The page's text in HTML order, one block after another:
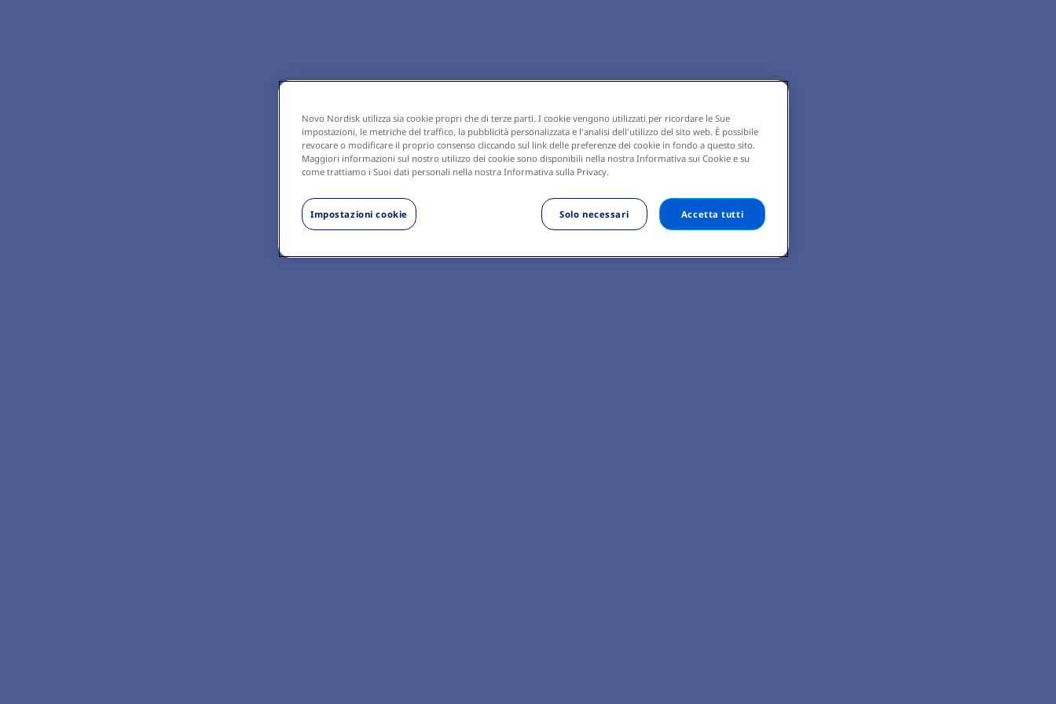
Novo Nordisk utilizza sia cookie propri che di terze parti. I cookie vengono utilizzati per ricordare le Sue
impostazioni, le metriche del traffico, la pubblicità personalizzata e l'analisi dell'utilizzo del sito web. È possibile
revocare o modificare il proprio consenso cliccando sul link delle preferenze dei cookie in fondo a questo sito.
Maggiori informazioni sul nostro utilizzo dei cookie sono disponibili nella nostra Informativa sui Cookie e su
come trattiamo i Suoi dati personali nella nostra Informativa sulla Privacy.
Impostazioni cookie Solo necessari Accetta tutti